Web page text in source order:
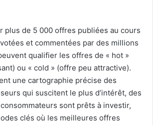
plus de 5 000 offres publiées au cours
et commentées par des millions
qualifier les offres de « hot »
ou « cold » (offre peu attractive).
une cartographie précise des
qui suscitent le plus d’intérêt, des
sont prêts à investir,
clés où les meilleures offres